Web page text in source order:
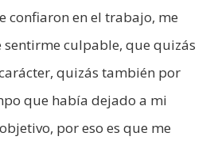
confiaron en el trabajo, me
culpable, que quizás
quizás también por
que había dejado a mi
por eso es que me